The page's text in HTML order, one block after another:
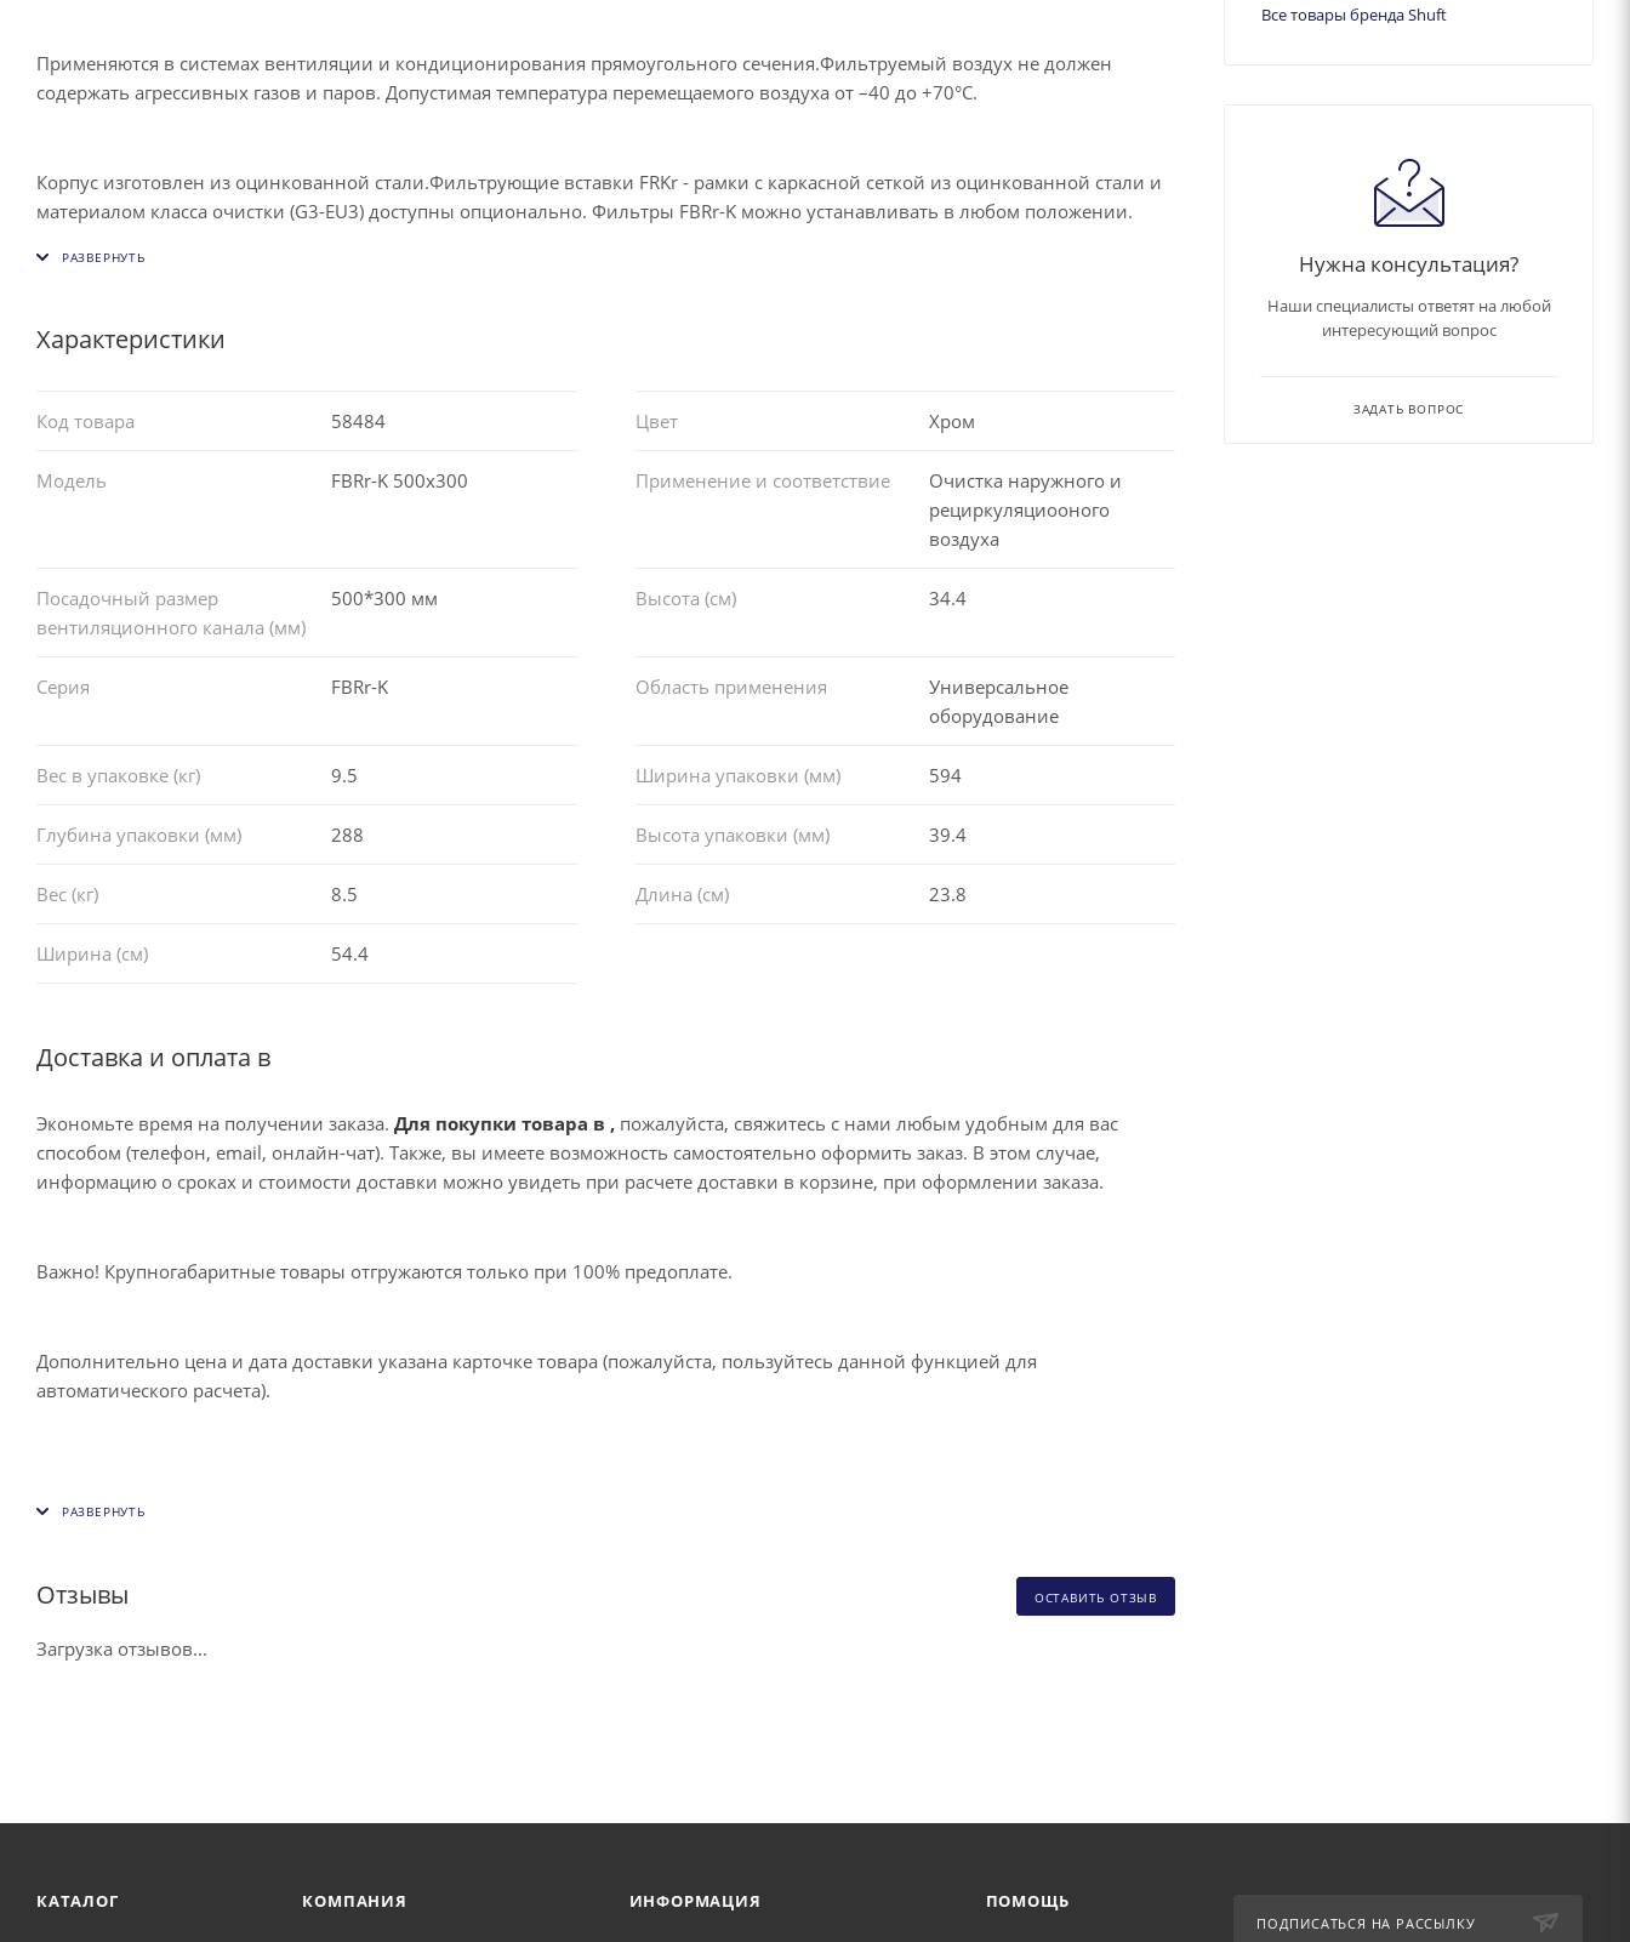
Применяются в системах вентиляции и кондиционирования прямоугольного сечения.Фильтруемый воздух не должен
содержать агрессивных газов и паров. Допустимая температура перемещаемого воздуха от –40 до +70°С.
Корпус изготовлен из оцинкованной стали.Фильтрующие вставки FRKr - рамки с каркасной сеткой из оцинкованной стали и
материалом класса очистки (G3-EU3) доступны опционально. Фильтры FBRr-K можно устанавливать в любом положении.
Характеристики
Код товара 58484 Цвет Хром
Модель FBRr-K 500x300 Применение и соответствие
Очистка наружного и
рециркуляциооного
воздуха
Посадочный размер
вентиляционного канала (мм)
500*300 мм Высота (см) 34.4
Серия FBRr-K Область применения
Универсальное
оборудование
Вес в упаковке (кг) 9.5 Ширина упаковки (мм) 594
Глубина упаковки (мм) 288 Высота упаковки (мм) 39.4
Вес (кг) 8.5 Длина (см) 23.8
Ширина (см) 54.4
Доставка и оплата в
Экономьте время на получении заказа. Для покупки товара в , пожалуйста, свяжитесь с нами любым удобным для вас
способом (телефон, email, онлайн-чат). Также, вы имеете возможность самостоятельно оформить заказ. В этом случае,
информацию о сроках и стоимости доставки можно увидеть при расчете доставки в корзине, при оформлении заказа.
Важно! Крупногабаритные товары отгружаются только при 100% предоплате.
Дополнительно цена и дата доставки указана карточке товара (пожалуйста, пользуйтесь данной функцией для
автоматического расчета).
Отзывы ОСТАВИТЬ ОТЗЫВ
Загрузка отзывов...
Все товары бренда Shuft
Нужна консультация?
Наши специалисты ответят на любой
интересующий вопрос
ЗАДАТЬ ВОПРОС
КАТАЛОГ КОМПАНИЯ ИНФОРМАЦИЯ ПОМОЩЬ
ПОДПИСАТЬСЯ НА РАССЫЛКУ